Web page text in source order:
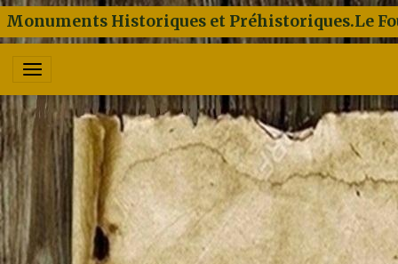
Monuments Historiques et Préhistoriques.Le